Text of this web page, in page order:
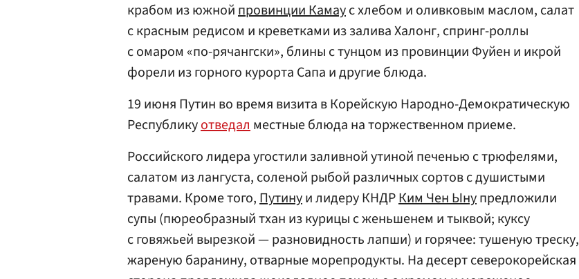
крабом из южнойпровинции Камаус хлебом и оливковым маслом, салат
с красным редисом и креветками из залива Халонг, спринг-роллы
с омаром «по-рячангски», блины с тунцом из провинции Фуйен и икрой
форели из горного курорта Сапа и другие блюда.
19 июня Путин во время визита в Корейскую Народно-Демократическую
Республикуотведалместные блюда на торжественном приеме.
Российского лидера угостили заливной утиной печенью с трюфелями,
салатом из лангуста, соленой рыбой различных сортов с душистыми
травами. Кроме того,Путинуи лидеру КНДРКим Чен Ынупредложили
супы (пюреобразный тхан из курицы с женьшенем и тыквой; куксу
с говяжьей вырезкой — разновидность лапши) и горячее: тушеную треску,
жареную баранину, отварные морепродукты. На десерт северокорейская